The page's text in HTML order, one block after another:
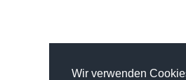
Wir verwenden